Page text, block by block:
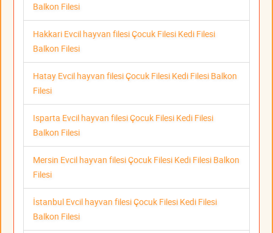
Balkon Filesi
Hakkari Evcil hayvan filesi Çocuk Filesi Kedi Filesi
Balkon Filesi
Hatay Evcil hayvan filesi Çocuk Filesi Kedi Filesi Balkon
Filesi
Isparta Evcil hayvan filesi Çocuk Filesi Kedi Filesi
Balkon Filesi
Mersin Evcil hayvan filesi Çocuk Filesi Kedi Filesi Balkon
Filesi
İstanbul Evcil hayvan filesi Çocuk Filesi Kedi Filesi
Balkon Filesi